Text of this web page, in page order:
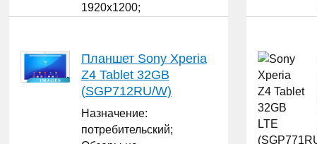
1920x1200;
Версия операционной
системы: Qualcomm
MSM8974;
Adreno 330;
...
Планшет Sony Xperia
Z4 Tablet 32GB
(SGP712RU/W)
Назначение:
потребительский;